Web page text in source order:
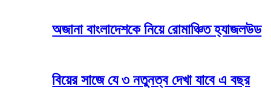
অজানা বাংলাদেশকে নিয়ে রোমাঞ্চিত হ্যাজলউড
বিয়ের সাজে যে ৩ নতুনত্ব দেখা যাবে এ বছর